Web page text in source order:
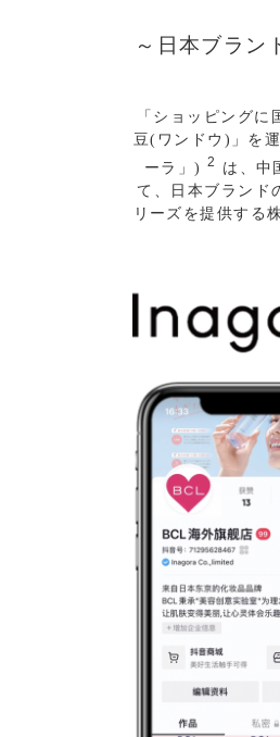
～日本ブラン
「ショッピング
豆(ワンドウ)」を
ーラ」) 2 は、中
て、日本ブランド
リーズを提供する